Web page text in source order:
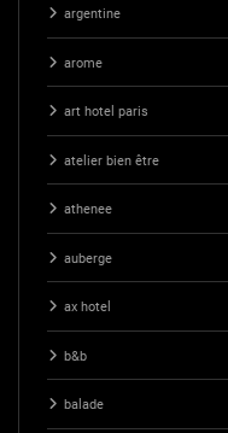
argentine
arome
art hotel paris
atelier bien être
athenee
auberge
ax hotel
b&b
balade